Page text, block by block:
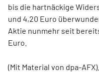
bis die hartnäckige
und 4,20 Euro
Aktie nunmehr seit
Euro.
(Mit Material von dpa-AFX).